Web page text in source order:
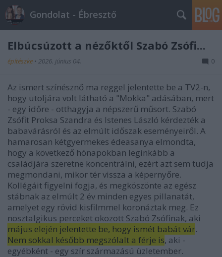
Gondolat - Ébresztő
Elbúcsúzott a nézőktől Szabó Zsófi...
építészke • 2026. június 04. 0
Az ismert színésznő ma reggel jelentette be a TV2-n,
hogy utoljára volt látható a "Mokka" adásában, mert
- egy időre - otthagyja a népszerű műsort. Szabó
Zsófit Proksa Szandra és Istenes László kérdezték a
babavárásról és az elmúlt időszak eseményeiről. A
hamarosan kétgyermekes édeasanya elmondta,
hogy a következő hónapokban leginkább a
családjára szeretne koncentrálni, ezért azt sem tudja
megmondani, mikor tér vissza a képernyőre.
Kollégáit figyelni fogja, és megköszönte az egész
stábnak az elmúlt 2 év minden egyes pillanatát,
amelyet egy rövid kisfilmmel koronáztak meg. Ez
nosztalgikus perceket okozott Szabó Zsófinak, aki
május elején jelentette be, hogy ismét babát vár.
Nem sokkal később megszólalt a férje is, aki -
egyébként - egy szír származású üzletember.